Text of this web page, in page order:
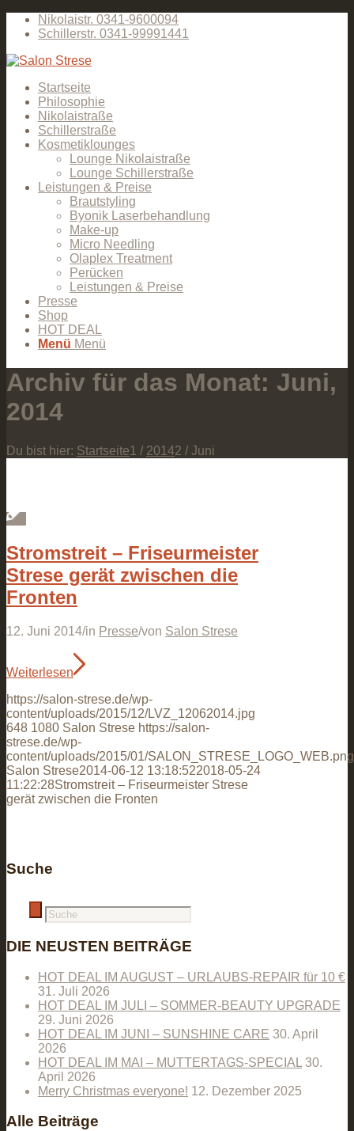
Nikolaistr. 0341-9600094
Schillerstr. 0341-99991441
Startseite
Philosophie
Nikolaistraße
Schillerstraße
Kosmetiklounges
Lounge Nikolaistraße
Lounge Schillerstraße
Leistungen & Preise
Brautstyling
Byonik Laserbehandlung
Make-up
Micro Needling
Olaplex Treatment
Perücken
Leistungen & Preise
Presse
Shop
HOT DEAL
Menü Menü
Archiv für das Monat: Juni,
2014
Du bist hier: Startseite1 / 20142 / Juni
Stromstreit – Friseurmeister
Strese gerät zwischen die
Fronten
12. Juni 2014/in Presse/von Salon Strese
Weiterlesen
https://salon-strese.de/wp-
content/uploads/2015/12/LVZ_12062014.jpg
648 1080 Salon Strese https://salon-
strese.de/wp-
content/uploads/2015/01/SALON_STRESE_LOGO_WEB.png
Salon Strese2014-06-12 13:18:522018-05-24
11:22:28Stromstreit – Friseurmeister Strese
gerät zwischen die Fronten
Suche
DIE NEUSTEN BEITRÄGE
HOT DEAL IM AUGUST – URLAUBS-REPAIR für 10 €
31. Juli 2026
HOT DEAL IM JULI – SOMMER-BEAUTY UPGRADE
29. Juni 2026
HOT DEAL IM JUNI – SUNSHINE CARE 30. April
2026
HOT DEAL IM MAI – MUTTERTAGS-SPECIAL 30.
April 2026
Merry Christmas everyone! 12. Dezember 2025
Alle Beiträge